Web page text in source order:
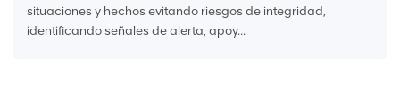
situaciones y hechos evitando riesgos de integridad,
identificando señales de alerta, apoy...